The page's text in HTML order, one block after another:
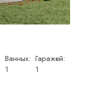
Ванных:
1
Гаражей:
1